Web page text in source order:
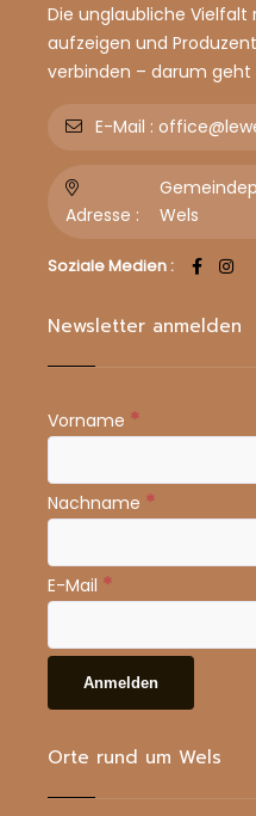
Die unglaubliche Vielfalt
aufzeigen und
verbinden – darum geht
E-Mail :
Adresse :
Wels
Soziale Medien :
Newsletter anmelden
Vorname *
Nachname *
E-Mail *
Orte rund um Wels